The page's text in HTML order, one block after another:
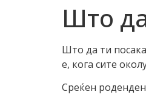
Што
Што да ти
е, кога сите
Среќен